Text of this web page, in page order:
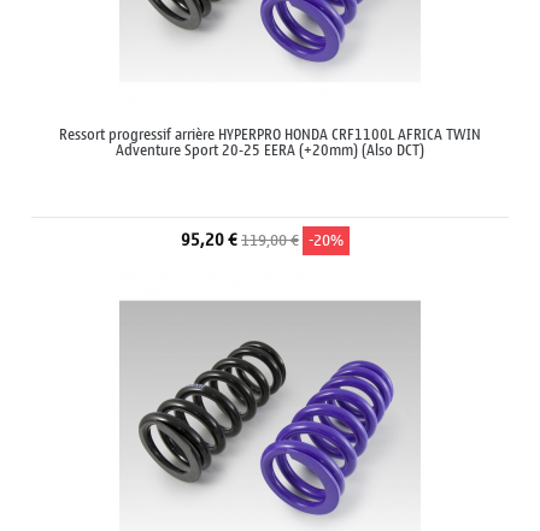
Ressort progressif arrière HYPERPRO HONDA CRF1100L AFRICA TWIN
Adventure Sport 20-25 EERA (+20mm) (Also DCT)
95,20 €119,00 € -20%